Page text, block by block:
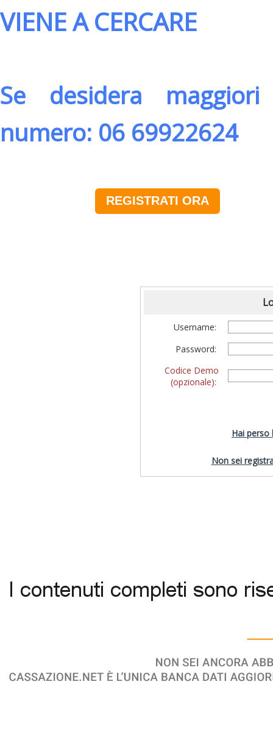
VIENE A CERCARE
Se desidera
numero: 06 69922624
REGISTRATI ORA
Username:
Password:
Codice Demo
(opzionale):
Hai perso
Non sei